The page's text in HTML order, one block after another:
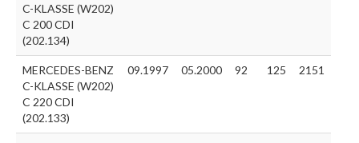
C-KLASSE (W202)
C 200 CDI
(202.134)
MERCEDES-BENZ
C-KLASSE (W202)
C 220 CDI
(202.133)
09.1997 05.2000 92 125 2151